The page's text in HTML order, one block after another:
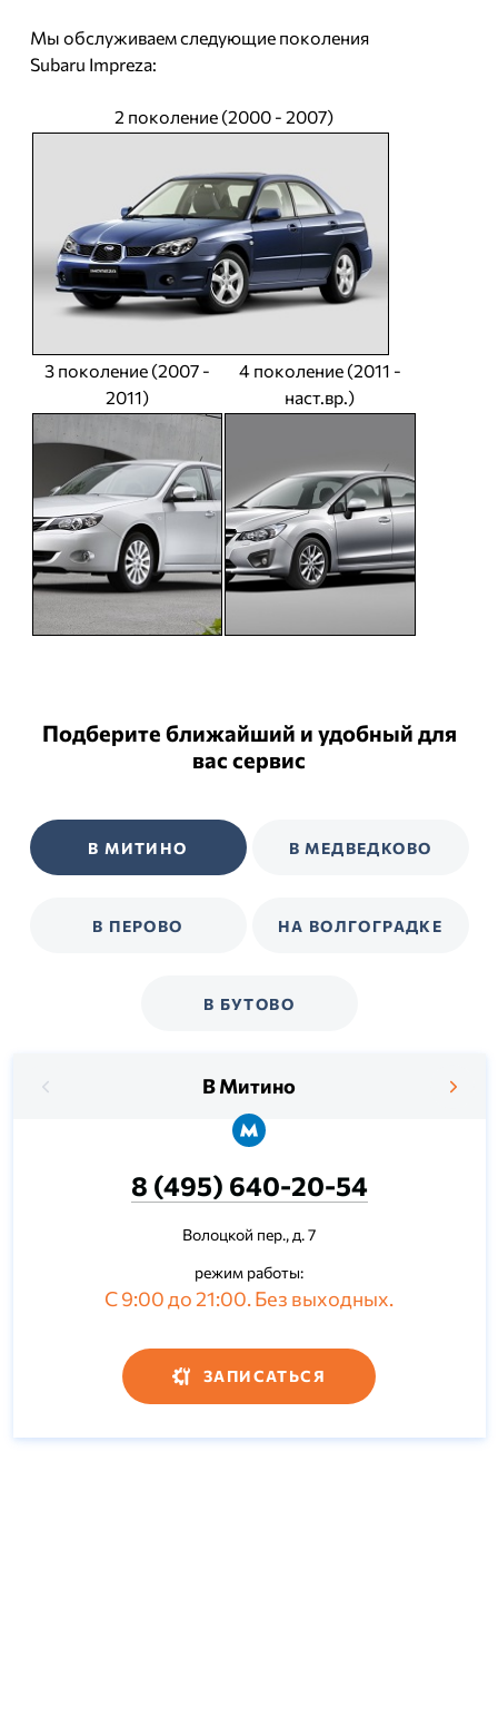
Мы обслуживаем следующие поколения
Subaru Impreza:
2 поколение (2000 - 2007)
3 поколение (2007 -
2011)
4 поколение (2011 -
наст.вр.)
Подберите ближайший и удобный для
вас сервис
В МИТИНО В МЕДВЕДКОВО
В ПЕРОВО НА ВОЛГОГРАДКЕ
В БУТОВО
В Митино
8 (495) 640-20-54
Волоцкой пер., д. 7
режим работы:
С 9:00 до 21:00. Без выходных.
ЗАПИСАТЬСЯ